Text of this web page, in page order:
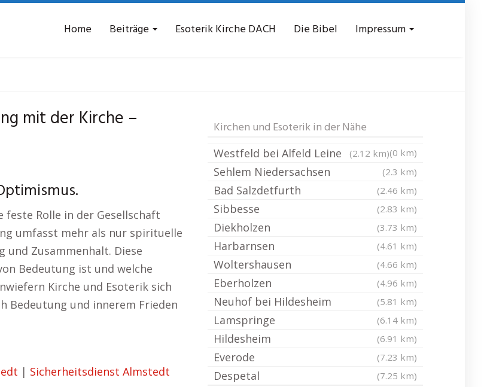
Home Beiträge Esoterik Kirche DACH Die Bibel Impressum
Esoterik
mit der Kirche –
feste Rolle in der Gesellschaft
umfasst mehr als nur spirituelle
Zusammenhalt. Diese
Bedeutung ist und welche
Kirche und Esoterik sich
Bedeutung und innerem Frieden
| Sicherheitsdienst Almstedt
Kirchen und Esoterik in der Nähe
(0 km)
Westfeld bei Alfeld Leine (2.12 km)
Sehlem Niedersachsen (2.3 km)
Bad Salzdetfurth (2.46 km)
Sibbesse (2.83 km)
Diekholzen (3.73 km)
Harbarnsen (4.61 km)
Woltershausen (4.66 km)
Eberholzen (4.96 km)
Neuhof bei Hildesheim (5.81 km)
Lamspringe (6.14 km)
Hildesheim (6.91 km)
Everode (7.23 km)
Despetal
(7.25 km)